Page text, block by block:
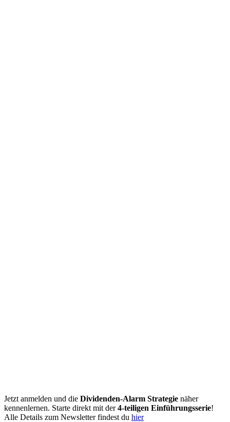
Jetzt anmelden und die Dividenden-Alarm Strategie näher
kennenlernen. Starte direkt mit der4-teiligen Einführungsserie!
Alle Details zum Newsletter findest du hier